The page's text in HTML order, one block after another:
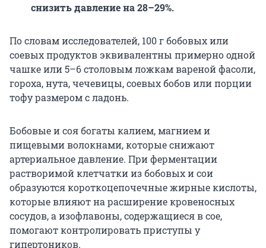
снизить давление на 28–29%.
По словам исследователей, 100 г бобовых или
соевых продуктов эквивалентны примерно одной
чашке или 5–6 столовым ложкам вареной фасоли,
гороха, нута, чечевицы, соевых бобов или порции
тофу размером с ладонь.
Бобовые и соя богаты калием, магнием и
пищевыми волокнами, которые снижают
артериальное давление. При ферментации
растворимой клетчатки из бобовых и сои
образуются короткоцепочечные жирные кислоты,
которые влияют на расширение кровеносных
сосудов, а изофлавоны, содержащиеся в сое,
помогают контролировать приступы у
гипертоников.